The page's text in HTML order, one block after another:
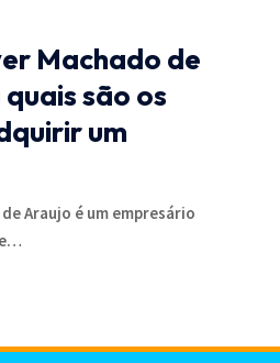
Machado de
são os
um
Araujo é um empresário